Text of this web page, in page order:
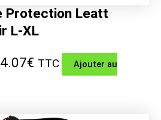
Protection Leatt
L-XL
€Le
TTC
Ajouter au